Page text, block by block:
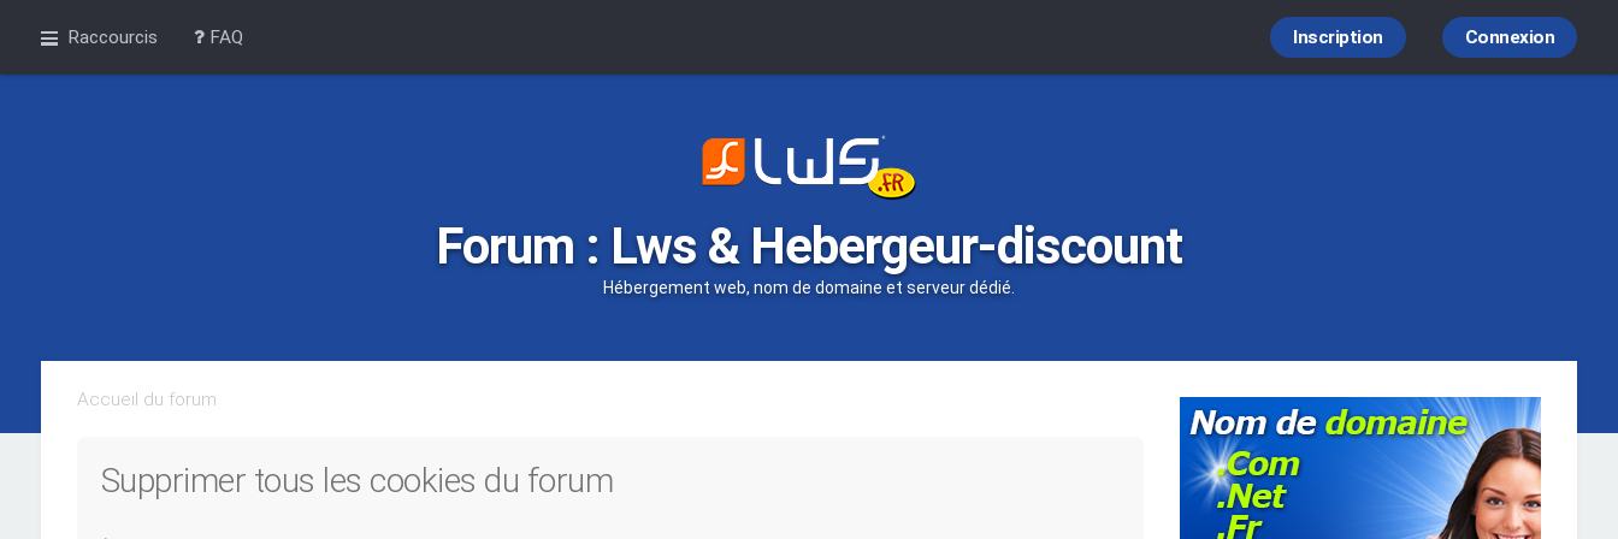
Raccourcis FAQ Connexion
Inscription
Forum : Lws & Hebergeur-discount
Hébergement web, nom de domaine et serveur dédié.
Accueil du forum
Supprimer tous les cookies du forum